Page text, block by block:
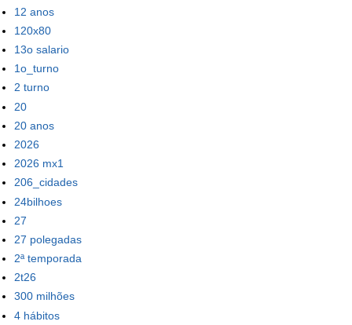
12 anos
120x80
13o salario
1o_turno
2 turno
20
20 anos
2026
2026 mx1
206_cidades
24bilhoes
27
27 polegadas
2ª temporada
2t26
300 milhões
4 hábitos